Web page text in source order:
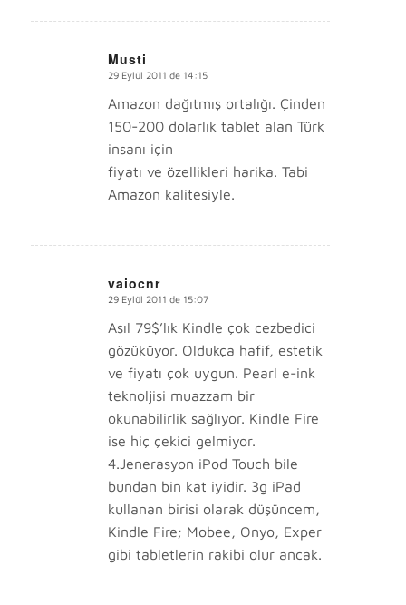
Musti
says:
29 Eylül 2011 de 14:15
Amazon dağıtmış ortalığı. Çinden
150-200 dolarlık tablet alan Türk
insanı için
fiyatı ve özellikleri harika. Tabi
Amazon kalitesiyle.
vaiocnr
says:
29 Eylül 2011 de 15:07
Asıl 79$’lık Kindle çok cezbedici
gözüküyor. Oldukça hafif, estetik
ve fiyatı çok uygun. Pearl e-ink
teknoljisi muazzam bir
okunabilirlik sağlıyor. Kindle Fire
ise hiç çekici gelmiyor.
4.Jenerasyon iPod Touch bile
bundan bin kat iyidir. 3g iPad
kullanan birisi olarak düşüncem,
Kindle Fire; Mobee, Onyo, Exper
gibi tabletlerin rakibi olur ancak.